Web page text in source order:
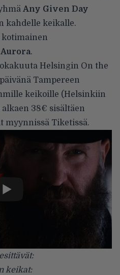
Any Given Day
kahdelle keikalle.
Aurora.
Helsingin On the
Tampereen
keikoille (Helsinkiin
38€ sisältäen
myynnissä Tiketissä.
keikat: